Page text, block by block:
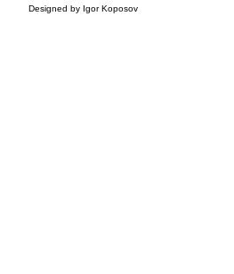
Designed by Igor Koposov